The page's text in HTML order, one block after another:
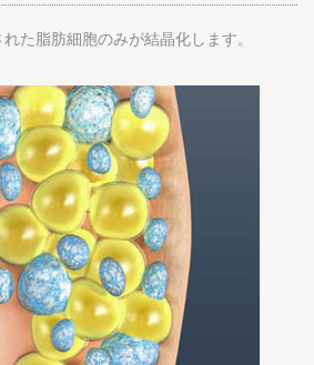
た脂肪細胞のみが結晶化します。